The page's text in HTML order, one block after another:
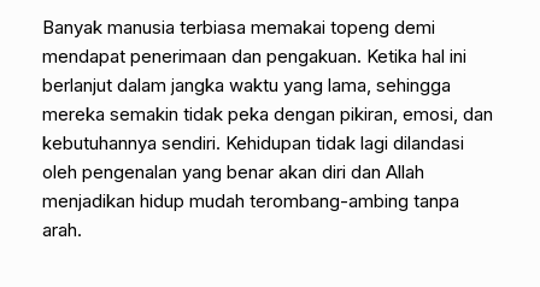
Banyak manusia terbiasa memakai topeng demi
mendapat penerimaan dan pengakuan. Ketika hal ini
berlanjut dalam jangka waktu yang lama, sehingga
mereka semakin tidak peka dengan pikiran, emosi, dan
kebutuhannya sendiri. Kehidupan tidak lagi dilandasi
oleh pengenalan yang benar akan diri dan Allah
menjadikan hidup mudah terombang-ambing tanpa
arah.